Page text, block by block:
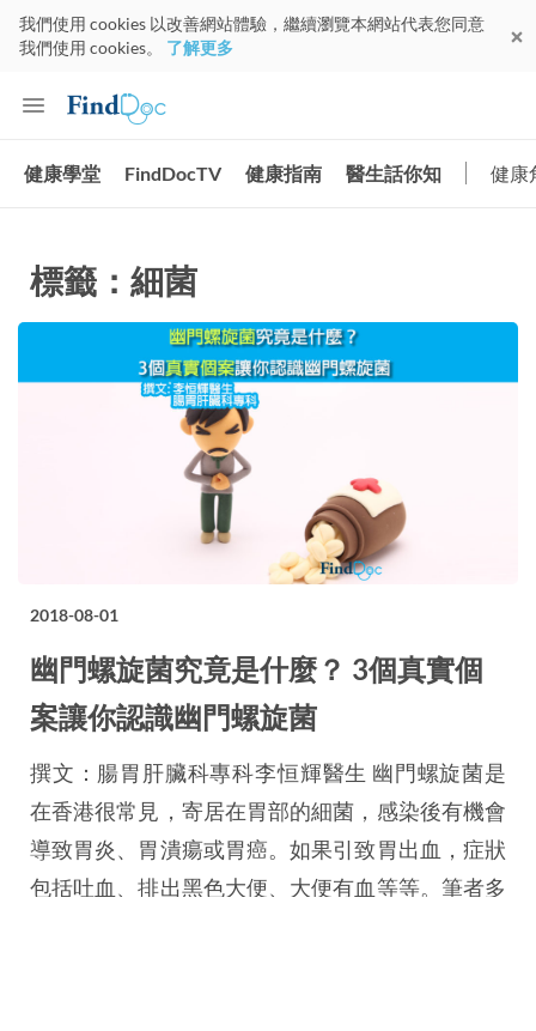
我們使用 cookies 以改善網站體驗，繼續瀏覽本網站代表您同意
我們使用 cookies。 了解更多
健康學堂 FindDocTV 健康指南 醫生話你知 健康
標籤：細菌
2018-08-01
幽門螺旋菌究竟是什麼？ 3個真實個
案讓你認識幽門螺旋菌
撰文：腸胃肝臟科專科李恒輝醫生 幽門螺旋菌是
在香港很常見，寄居在胃部的細菌，感染後有機會
導致胃炎、胃潰瘍或胃癌。如果引致胃出血，症狀
包括吐血、排出黑色大便、大便有血等等。筆者多